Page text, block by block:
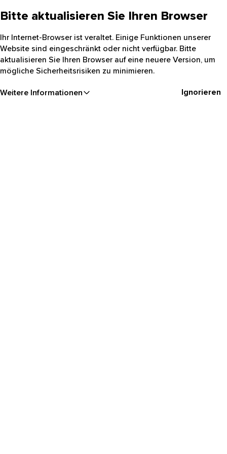
Bitte aktualisieren Sie Ihren Browser
Ihr Internet-Browser ist veraltet. Einige Funktionen unserer
Website sind eingeschränkt oder nicht verfügbar. Bitte
aktualisieren Sie Ihren Browser auf eine neuere Version, um
mögliche Sicherheitsrisiken zu minimieren.
Weitere Informationen Ignorieren